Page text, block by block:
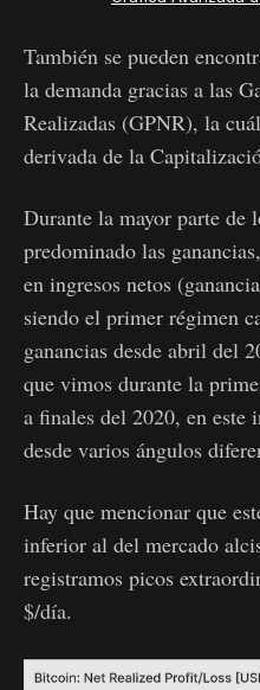
También se pueden
la demanda gracias a las
Realizadas (GPNR), la
derivada de la
Durante la mayor parte de
predominado las
en ingresos netos
siendo el primer régimen
ganancias desde abril del
que vimos durante la
a finales del 2020, en este
desde varios ángulos
Hay que mencionar que
inferior al del mercado
registramos picos
$/día.